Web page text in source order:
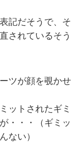
記だそうで、そ
されているそう
ツが顔を覗かせ
ットされたギミ
・・・（ギミッ
ない）